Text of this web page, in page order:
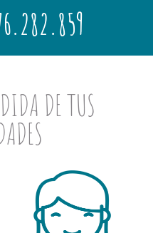
DE TUS